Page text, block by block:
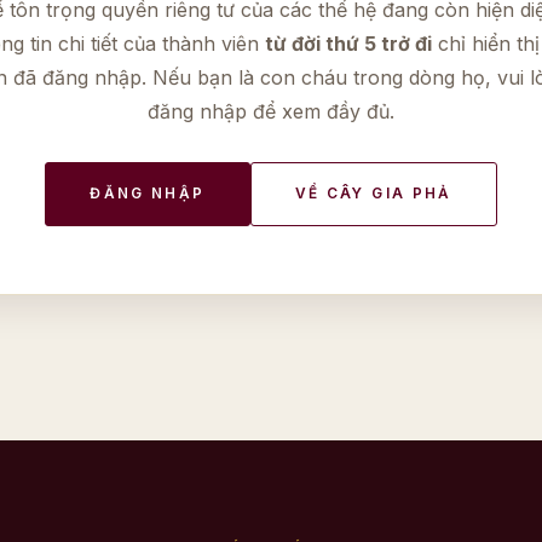
tôn trọng quyền riêng tư của các thế hệ đang còn hiện
tin chi tiết của thành viên từ đời thứ 5 trở đichỉ hiển thị
đã đăng nhập. Nếu bạn là con cháu trong dòng họ, vui
đăng nhập để xem đầy đủ.
ĐĂNG NHẬP VỀ CÂY GIA PHẢ